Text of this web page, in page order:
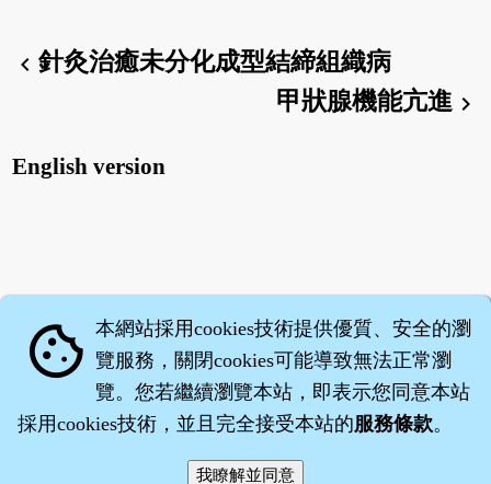
chevron_left針灸治癒未分化成型結締組織病
甲狀腺機能亢進chevron_right
English version
cookie 本網站採用cookies技術提供優質、安全的瀏
覽服務，關閉cookies可能導致無法正常瀏
覽。您若繼續瀏覽本站，即表示您同意本站
採用cookies技術，並且完全接受本站的服務條款。